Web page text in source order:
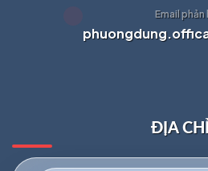
Email phản
ĐỊA CHỈ